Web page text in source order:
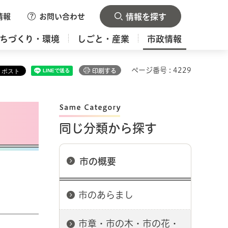
報 お問い合わせ 情報を探す
づくり・環境 しごと・産業 市政情報
印刷する ページ番号 : 4229
同じ分類から探す
市の概要
市のあらまし
市章・市の木・市の花・